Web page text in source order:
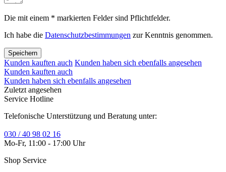
Die mit einem * markierten Felder sind Pflichtfelder.
Ich habe die Datenschutzbestimmungen zur Kenntnis genommen.
Speichern
Kunden kauften auch Kunden haben sich ebenfalls angesehen
Kunden kauften auch
Kunden haben sich ebenfalls angesehen
Zuletzt angesehen
Service Hotline
Telefonische Unterstützung und Beratung unter:
030 / 40 98 02 16
Mo-Fr, 11:00 - 17:00 Uhr
Shop Service